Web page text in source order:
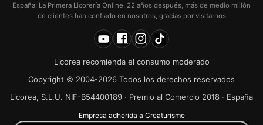
España: La Primera Licorería Online. 22 años después, más de medio millón
de clientes han confiado en nosotros, gracias por visitarnos
Licorea recomienda el consumo moderado
Copyright © 2004-2026 Todos los derechos reservados
Licorea, S.L.U. NIF-B54400189 · Premio al Comercio 2018 · España
Empresa adherida a Creaturisme